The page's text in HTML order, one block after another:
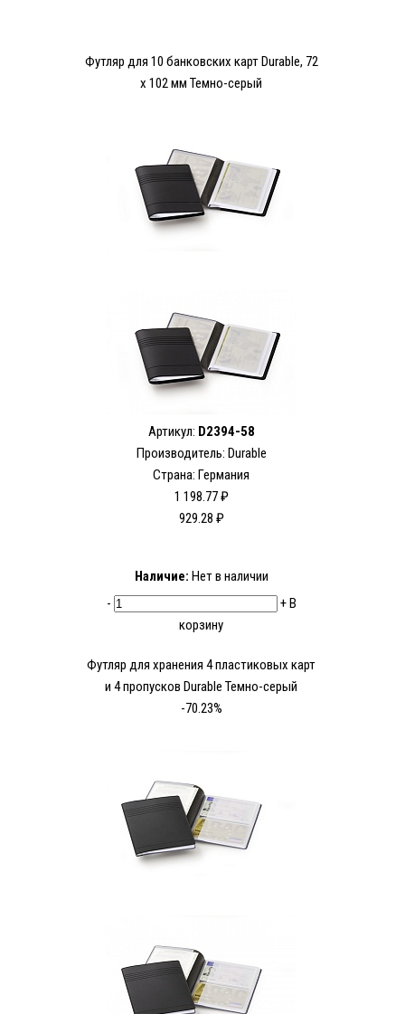
Футляр для 10 банковских карт Durable, 72
х 102 мм Темно-серый
Артикул: D2394-58
Производитель: Durable
Страна: Германия
1 198.77 ₽
929.28 ₽
Наличие: Нет в наличии
-
+В
корзину
Футляр для хранения 4 пластиковых карт
и 4 пропусков Durable Темно-серый
-70.23%